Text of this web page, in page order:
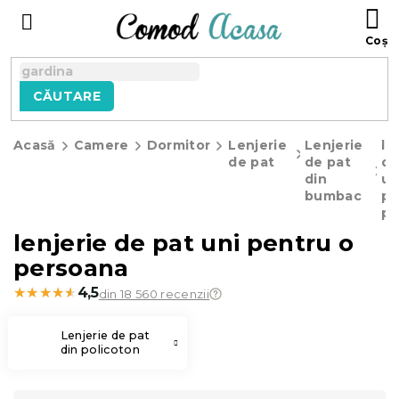
CĂUTARE
Acasă Camere Dormitor
Lenjerie
de pat
Lenjerie
de pat
din
bumbac
lenjerie de pat uni pentru o
persoana
★★★★★
★★★★★ 4,5din 18 560 recenzii
Lenjerie de pat
din policoton